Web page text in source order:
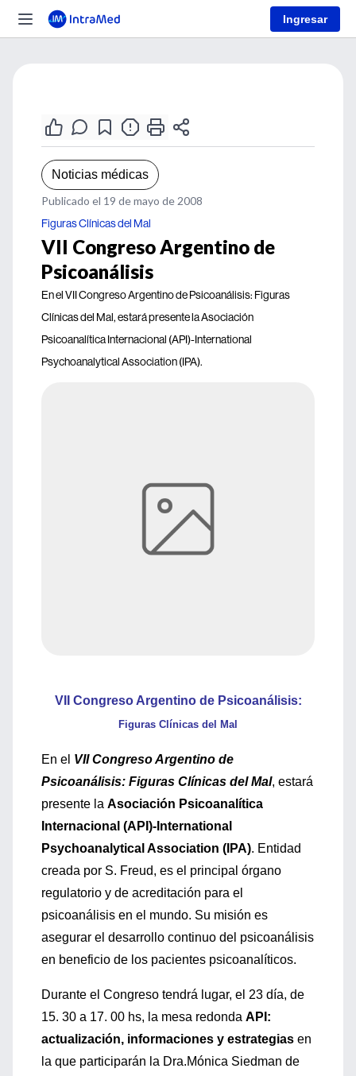
Ingresar
Noticias médicas
Publicado el 19 de mayo de 2008
Figuras Clínicas del Mal
VII Congreso Argentino de
Psicoanálisis
En el VII Congreso Argentino de Psicoanálisis: Figuras
Clínicas del Mal, estará presente la Asociación
Psicoanalítica Internacional (API)-International
Psychoanalytical Association (IPA).
VII Congreso Argentino de Psicoanálisis:
Figuras Clínicas del Mal
En el VII Congreso Argentino de
Psicoanálisis: Figuras Clínicas del Mal, estará
presente la Asociación Psicoanalítica
Internacional (API)-International
Psychoanalytical Association (IPA). Entidad
creada por S. Freud, es el principal órgano
regulatorio y de acreditación para el
psicoanálisis en el mundo. Su misión es
asegurar el desarrollo continuo del psicoanálisis
en beneficio de los pacientes psicoanalíticos.
Durante el Congreso tendrá lugar, el 23 día, de
15. 30 a 17. 00 hs, la mesa redonda API:
actualización, informaciones y estrategias en
la que participarán la Dra.Mónica Siedman de